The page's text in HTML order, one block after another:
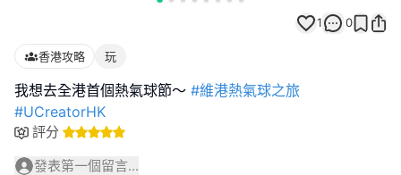
1 0
香港攻略 玩
我想去全港首個熱氣球節～ #維港熱氣球之旅
#UCreatorHK
評分
發表第一個留言...